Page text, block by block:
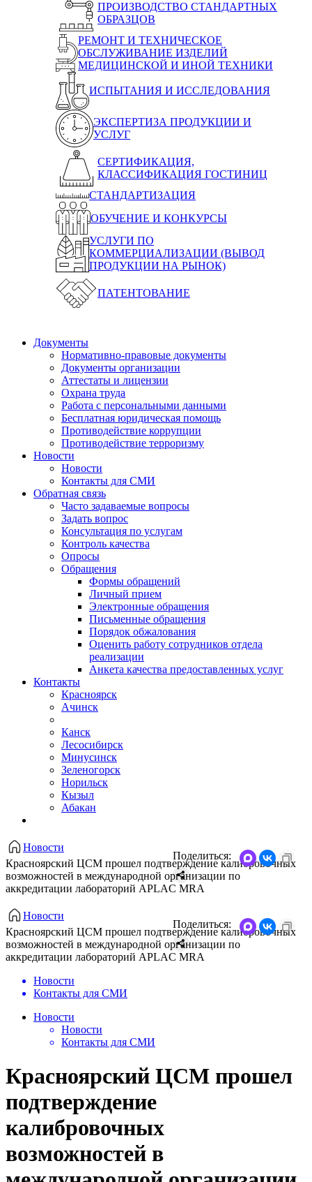
ПРОИЗВОДСТВО СТАНДАРТНЫХ
ОБРАЗЦОВ
РЕМОНТ И ТЕХНИЧЕСКОЕ
ОБСЛУЖИВАНИЕ ИЗДЕЛИЙ
МЕДИЦИНСКОЙ И ИНОЙ ТЕХНИКИ
ИСПЫТАНИЯ И ИССЛЕДОВАНИЯ
ЭКСПЕРТИЗА ПРОДУКЦИИ И
УСЛУГ
СЕРТИФИКАЦИЯ,
КЛАССИФИКАЦИЯ ГОСТИНИЦ
СТАНДАРТИЗАЦИЯ
ОБУЧЕНИЕ И КОНКУРСЫ
УСЛУГИ ПО
КОММЕРЦИАЛИЗАЦИИ (ВЫВОД
ПРОДУКЦИИ НА РЫНОК)
ПАТЕНТОВАНИЕ
Документы
Нормативно-правовые документы
Документы организации
Аттестаты и лицензии
Охрана труда
Работа с персональными данными
Бесплатная юридическая помощь
Противодействие коррупции
Противодействие терроризму
Новости
Новости
Контакты для СМИ
Обратная связь
Часто задаваемые вопросы
Задать вопрос
Консультация по услугам
Контроль качества
Опросы
Обращения
Формы обращений
Личный прием
Электронные обращения
Письменные обращения
Порядок обжалования
Оценить работу сотрудников отдела
реализации
Анкета качества предоставленных услуг
Контакты
Красноярск
Ачинск
Канск
Лесосибирск
Минусинск
Зеленогорск
Норильск
Кызыл
Абакан
Новости
Красноярский ЦСМ прошел подтверждение калибровочных
возможностей в международной организации по
аккредитации лабораторий APLAC MRA
Поделиться:
Новости
Красноярский ЦСМ прошел подтверждение калибровочных
возможностей в международной организации по
аккредитации лабораторий APLAC MRA
Поделиться:
Новости
Контакты для СМИ
Новости
Новости
Контакты для СМИ
Красноярский ЦСМ прошел
подтверждение
калибровочных
возможностей в